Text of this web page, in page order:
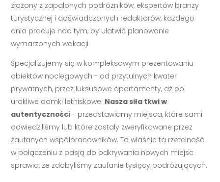
złożony z zapalonych podróżników, ekspertów branży
turystycznej i doświadczonych redaktorów, każdego
dnia pracuje nad tym, by ułatwić planowanie
wymarzonych wakacji.
Specjalizujemy się w kompleksowym prezentowaniu
obiektów noclegowych - od przytulnych kwater
prywatnych, przez luksusowe apartamenty, aż po
urokliwe domki letniskowe. Nasza siła tkwi w
autentyczności - przedstawiamy miejsca, które sami
odwiedziliśmy lub które zostały zweryfikowane przez
zaufanych współpracowników. To właśnie ta rzetelność
w połączeniu z pasją do odkrywania nowych miejsc
sprawia, że zdobyliśmy zaufanie tysięcy podróżujących.